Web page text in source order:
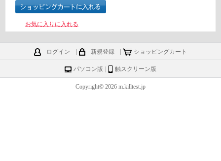
お気に入りに入れる
ログイン 新規登録 ショッピングカート
パソコン版 触スクリーン版
Copyright© 2026 m.killtest.jp